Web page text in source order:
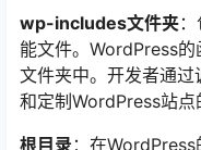
wp-includes文件夹
能文件。WordPress
文件夹中。开发者通
和定制WordPress站点
根目录 ：在WordPress